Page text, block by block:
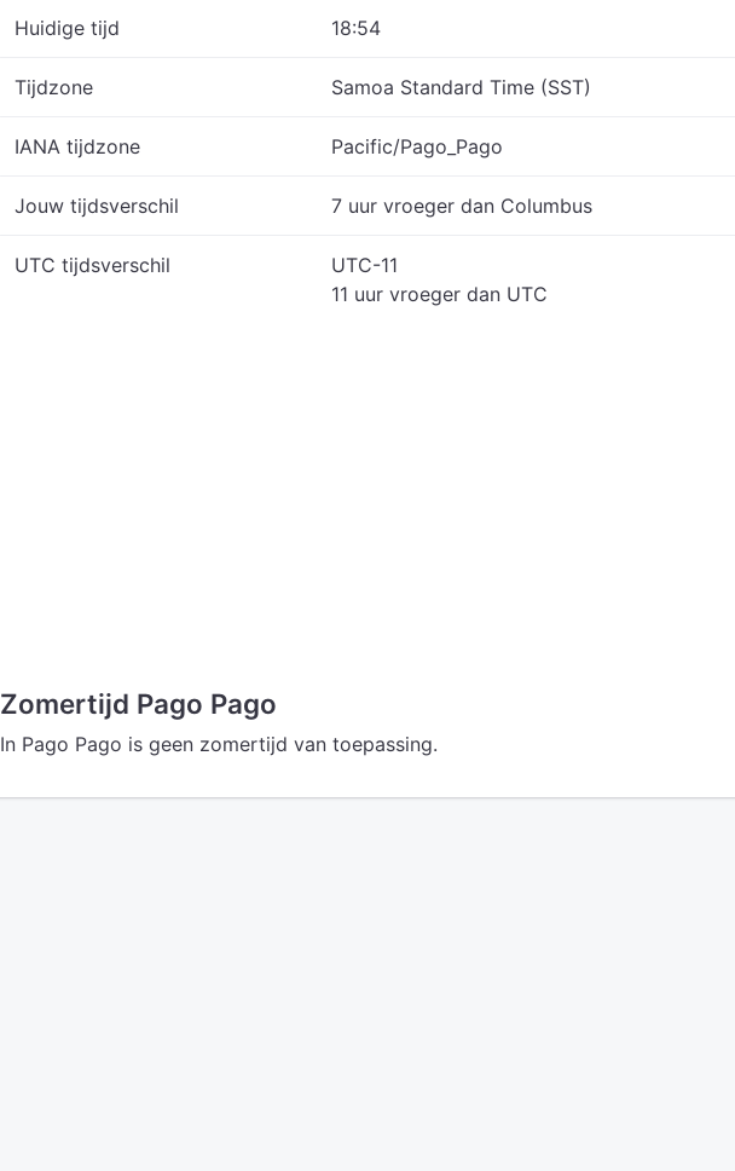
Huidige tijd 18:54
Tijdzone Samoa Standard Time (SST)
IANA tijdzone Pacific/Pago_Pago
Jouw tijdsverschil 7 uur vroeger dan Columbus
UTC tijdsverschil
UTC-11
11 uur vroeger dan UTC
Zomertijd Pago Pago
In Pago Pago is geen zomertijd van toepassing.